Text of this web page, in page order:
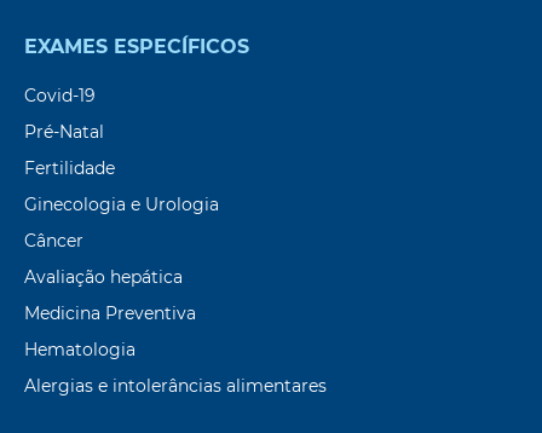
EXAMES ESPECÍFICOS
Covid-19
Pré-Natal
Fertilidade
Ginecologia e Urologia
Câncer
Avaliação hepática
Medicina Preventiva
Hematologia
Alergias e intolerâncias alimentares